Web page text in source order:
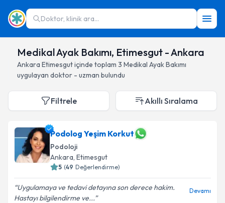
Doktor, klinik ara...
Medikal Ayak Bakımı, Etimesgut - Ankara
Ankara Etimesgutiçinde toplam 3 Medikal Ayak Bakımı
uygulayan doktor - uzman bulundu
Filtrele Akıllı Sıralama
Podolog Yeşim Korkut
Podoloji
Ankara, Etimesgut
5 (49 Değerlendirme)
Uygulamaya ve tedavi detayına son derece hakim.
Hastayı bilgilendirme ve...
Devamı